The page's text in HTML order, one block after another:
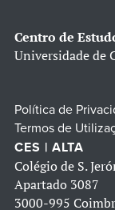
Centro de
Universidade de
Política de
Termos de
CES | ALTA
Colégio de S.
Apartado 3087
3000-995